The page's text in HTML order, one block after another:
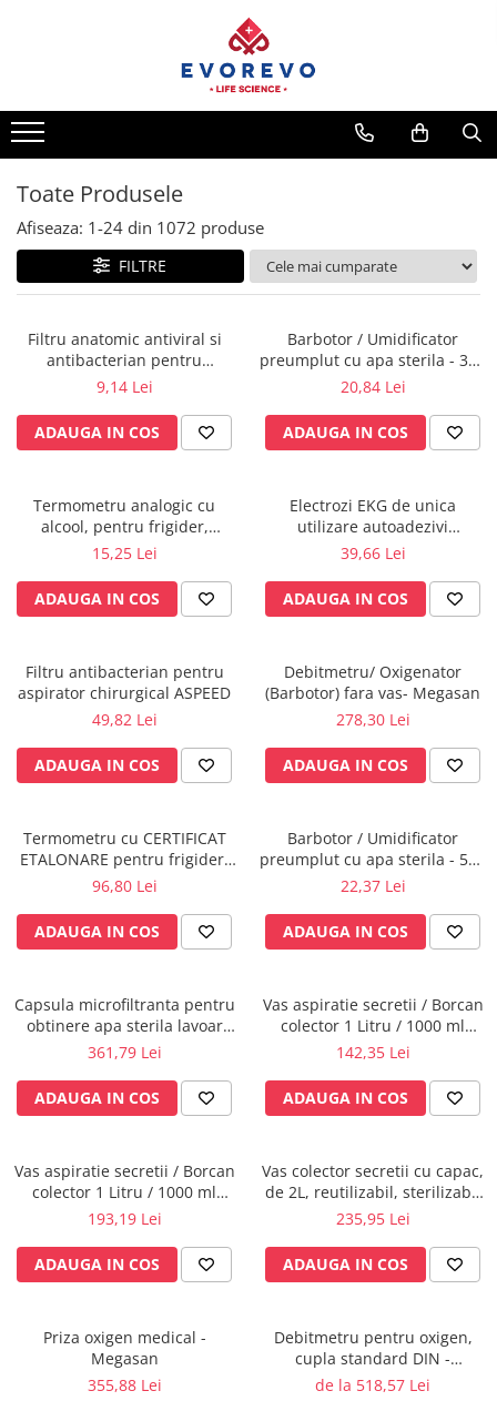
Nebulizatoare
Concentratoare oxigen
Senzori SpO2
Pulsoximetre
Capnometre
Lampi operatie
Negatoscoape
Holter EKG
Injectomate
CPAP si AUTOCPAP
Instalatii gaze medicinale
Statii gaze medicinale
Prize gaze medicinale
Regulatoare presiune gaze
medicinale
Butelii gaze medicale
Conectori gaze medicinale
Componente statii gaze
Panouri control si alarmare
Console ATI si UPU
Dispozitive si sisteme de prindere /
Rampa gaze medicale pat pacient
Rampa iluminat alarmare
Accesorii vase
Tevi cupru si accesorii
Lavoare apa sterila
Lavoare chirurgicale
Capsule, filtre finale apa sterila
Electrochirurgie
Manere pentru electrocautere
Cabluri pentru pensele bipolare
Termometre
Higrometre
Toate Produsele
Afiseaza: 1-24 din 1072 produse
FILTRE
Filtru anatomic antiviral si
antibacterian pentru
spirometrie – int. Ø 27,5mm x
9,14 Lei
ADAUGA IN COS
Barbotor / Umidificator
preumplut cu apa sterila - 350
ml - Amsino
20,84 Lei
ADAUGA IN COS
Termometru analogic cu
alcool, pentru frigider,
congelator, vitrina frigorifica -
15,25 Lei
ADAUGA IN COS
Electrozi EKG de unica
utilizare autoadezivi
36x40mm cu capsa, pachet
39,66 Lei
ADAUGA IN COS
Filtru antibacterian pentru
aspirator chirurgical ASPEED
49,82 Lei
ADAUGA IN COS
Debitmetru/ Oxigenator
(Barbotor) fara vas- Megasan
278,30 Lei
ADAUGA IN COS
Termometru cu CERTIFICAT
ETALONARE pentru frigider,
vitrine frigorifice,
96,80 Lei
ADAUGA IN COS
Barbotor / Umidificator
preumplut cu apa sterila - 550
ml - Amsino
22,37 Lei
ADAUGA IN COS
Capsula microfiltranta pentru
obtinere apa sterila lavoar
chirurgical, 31 zile fara
361,79 Lei
ADAUGA IN COS
Vas aspiratie secretii / Borcan
colector 1 Litru / 1000 ml
pentru aspirator chirurgical -
accesorii incluse
142,35 Lei
ADAUGA IN COS
Vas aspiratie secretii / Borcan
colector 1 Litru / 1000 ml
pentru aspirator chirurgical -
accesorii incluse
193,19 Lei
ADAUGA IN COS
Vas colector secretii cu capac,
de 2L, reutilizabil, sterilizabil
la 121°C
235,95 Lei
ADAUGA IN COS
Priza oxigen medical -
Megasan
355,88 Lei
Debitmetru pentru oxigen,
cupla standard DIN -
MEDIMETER - GCE
de la 518,57 Lei